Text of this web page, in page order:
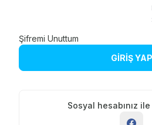
Şifremi Unuttum
GİRİŞ YAP
Sosyal hesabınız